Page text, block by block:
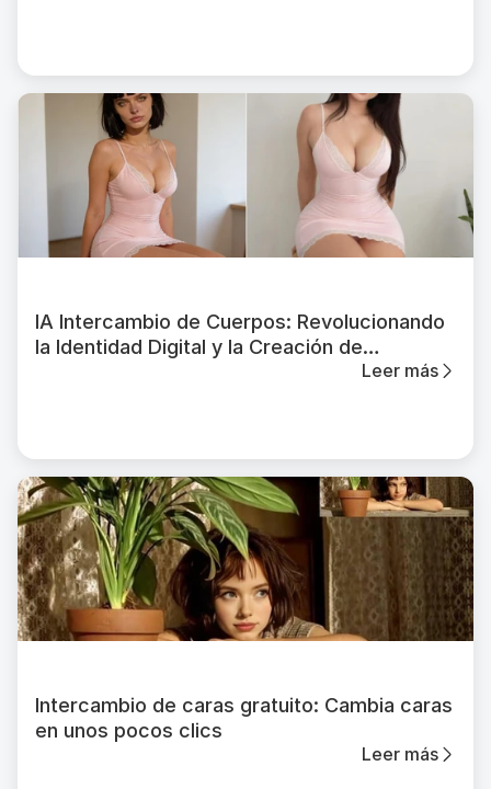
IA Intercambio de Cuerpos: Revolucionando
la Identidad Digital y la Creación de
Leer más
Intercambio de caras gratuito: Cambia caras
en unos pocos clics
Leer más